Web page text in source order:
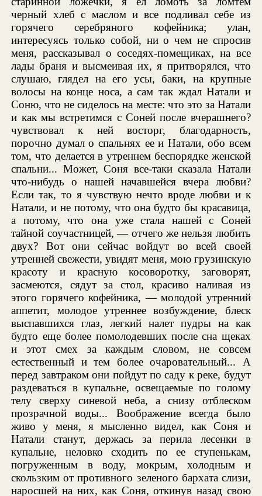
черный хлеб с маслом и все подливал себе из
горячего серебряного кофейника; улан,
интересуясь только собой, ни о чем не спросив
меня, рассказывал о соседях-помещиках, на все
лады браня и высмеивая их, я притворялся, что
слушаю, глядел на его усы, баки, на крупные
волосы на конце носа, а сам так ждал Натали и
Соню, что не сиделось на месте: что это за Натали
и как мы встретимся с Соней после вчерашнего?
чувствовал к ней восторг, благодарность,
порочно думал о спальнях ее и Натали, обо всем
том, что делается в утреннем беспорядке женской
спальни... Может, Соня все-таки сказала Натали
что-нибудь о нашей начавшейся вчера любви?
Если так, то я чувствую нечто вроде любви и к
Натали, и не потому, что она будто бы красавица,
а потому, что она уже стала нашей с Соней
тайной соучастницей, — отчего же нельзя любить
двух? Вот они сейчас войдут во всей своей
утренней свежести, увидят меня, мою грузинскую
красоту и красную косоворотку, заговорят,
засмеются, сядут за стол, красиво наливая из
этого горячего кофейника, — молодой утренний
аппетит, молодое утреннее возбуждение, блеск
выспавшихся глаз, легкий налет пудры на как
будто еще более помолодевших после сна щеках
и этот смех за каждым словом, не совсем
естественный и тем более очаровательный... А
перед завтраком они пойдут по саду к реке, будут
раздеваться в купальне, освещаемые по голому
телу сверху синевой неба, а снизу отблеском
прозрачной воды... Воображение всегда было
живо у меня, я мысленно видел, как Соня и
Натали станут, держась за перила лесенки в
купальне, неловко сходить по ее ступенькам,
погруженным в воду, мокрым, холодным и
скользким от противного зеленого бархата слизи,
наросшей на них, как Соня, откинув назад свою